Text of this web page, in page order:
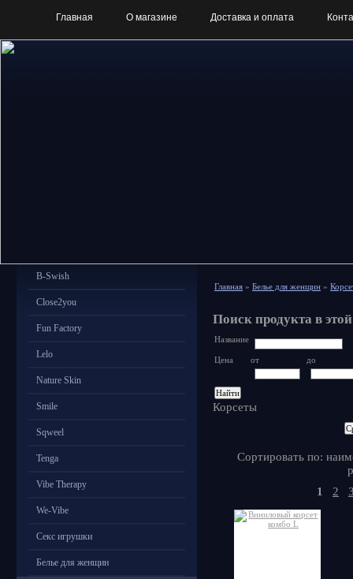
Главная О магазине Доставка и оплата
B-Swish
Close2you
Fun Factory
Lelo
Nature Skin
Smile
Sqweel
Tenga
Vibe Therapy
We-Vibe
Секс игрушки
Белье для женщин
Главная » Белье для женщин »
Поиск продукта в
Название
Цена от до
Корсеты
Сортировать по:
1
2